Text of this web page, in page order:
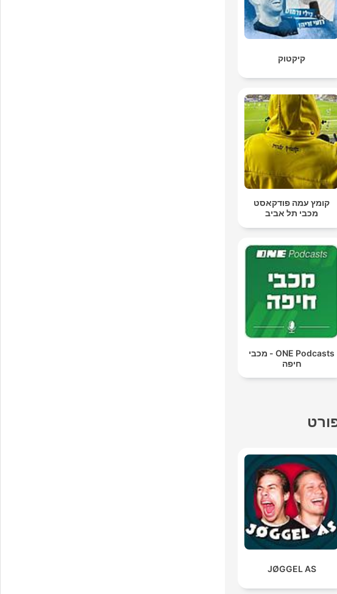
קיקטוק
קומץ עמה פודקאסט
מכבי תל אביב
ONE Podcasts - מכבי
חיפה
JØGGEL AS